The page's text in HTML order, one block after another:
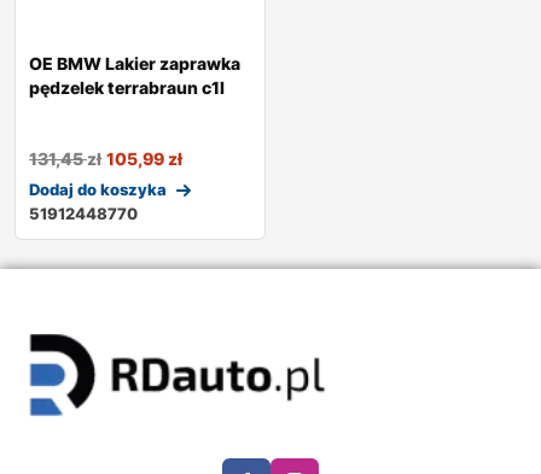
OE BMW Lakier zaprawka
pędzelek terrabraun c1l
131,45zł 105,99zł
Dodaj do koszyka
51912448770